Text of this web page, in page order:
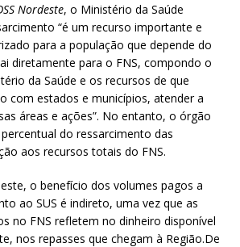
Nordeste, o Ministério da Saúde
“é um recurso importante e
para a população que depende do
diretamente para o FNS, compondo o
da Saúde e os recursos de que
com estados e municípios, atender a
áreas e ações”. No entanto, o órgão
do ressarcimento das
aos recursos totais do FNS.
o benefício dos volumes pagos a
ao SUS é indireto, uma vez que as
no FNS refletem no dinheiro disponível
nos repasses que chegam à Região.De